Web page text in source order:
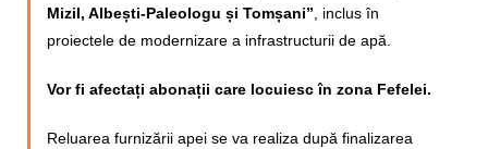
Mizil, Albești-Paleologu și Tomșani” , inclus în
proiectele de modernizare a infrastructurii de apă.
Vor fi afectați abonații care locuiesc în zona Fefelei.
Reluarea furnizării apei se va realiza după finalizarea